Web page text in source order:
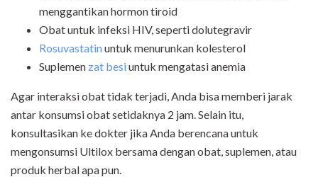
menggantikan hormon tiroid
Obat untuk infeksi HIV, seperti dolutegravir
Rosuvastatinuntuk menurunkan kolesterol
Suplemen zat besiuntuk mengatasi anemia
Agar interaksi obat tidak terjadi, Anda bisa memberi jarak
antar konsumsi obat setidaknya 2 jam. Selain itu,
konsultasikan ke dokter jika Anda berencana untuk
mengonsumsi Ultilox bersama dengan obat, suplemen, atau
produk herbal apa pun.